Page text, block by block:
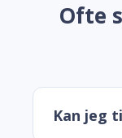
Ofte
Kan jeg